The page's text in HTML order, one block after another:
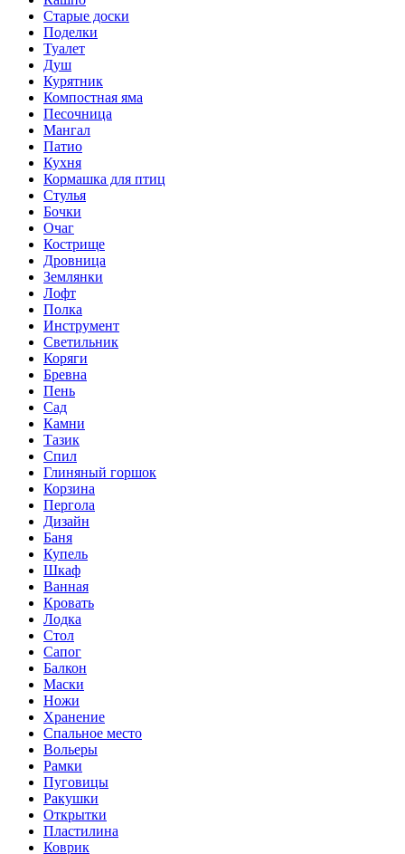
Старые доски
Поделки
Туалет
Душ
Курятник
Компостная яма
Песочница
Мангал
Патио
Кухня
Кормашка для птиц
Стулья
Бочки
Очаг
Кострище
Дровница
Землянки
Лофт
Полка
Инструмент
Светильник
Коряги
Бревна
Пень
Сад
Камни
Тазик
Спил
Глиняный горшок
Корзина
Пергола
Дизайн
Баня
Купель
Шкаф
Ванная
Кровать
Лодка
Стол
Сапог
Балкон
Маски
Ножи
Хранение
Спальное место
Вольеры
Рамки
Пуговицы
Ракушки
Открытки
Пластилина
Коврик